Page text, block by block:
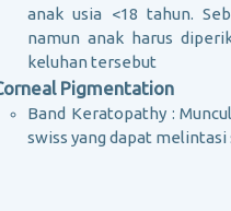
anak usia <18 tahun.
namun anak harus
keluhan tersebut
Pigmentation
Band Keratopathy :
swiss yang dapat